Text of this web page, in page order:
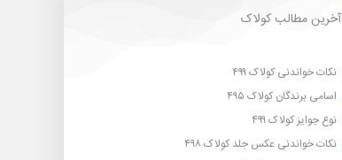
آخرین مطالب کولاک
نکات خواندنی کولاک ۴۹۹
اسامی برندگان کولاک ۴۹۵
نوع جوایز کولاک ۴۹۹
نکات خواندنی عکس جلد کولاک ۴۹۸